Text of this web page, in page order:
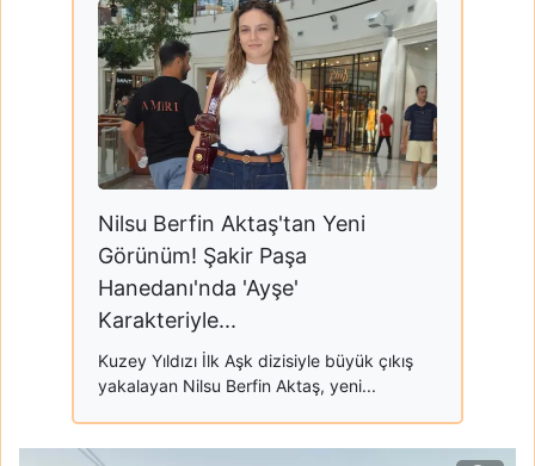
Nilsu Berfin Aktaş'tan Yeni
Görünüm! Şakir Paşa
Hanedanı'nda 'Ayşe'
Karakteriyle...
Kuzey Yıldızı İlk Aşk dizisiyle büyük çıkış
yakalayan Nilsu Berfin Aktaş, yeni...